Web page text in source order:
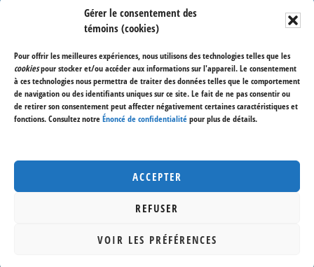
Gérer le consentement des
témoins (cookies)
Pour offrir les meilleures expériences, nous utilisons des technologies telles que les
cookiespour stocker et/ou accéder aux informations sur l'appareil. Le consentement
à ces technologies nous permettra de traiter des données telles que le comportement
de navigation ou des identifiants uniques sur ce site. Le fait de ne pas consentir ou
de retirer son consentement peut affecter négativement certaines caractéristiques et
fonctions. Consultez notreÉnoncé de confidentialitépour plus de détails.
ACCEPTER
REFUSER
VOIR LES PRÉFÉRENCES
Plaintes et situations problématiques
Publications
Règlements et politiques
Services aux entreprises
400, avenue Saint-Charles
Vaudreuil-Dorion (Québec) J7V 6B1
DROITS D'AUTEUR © 2026 CENTRE DE SERVICES SCOLAIRE DES TROIS-